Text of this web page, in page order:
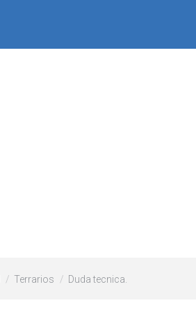
Terrarios Duda tecnica.